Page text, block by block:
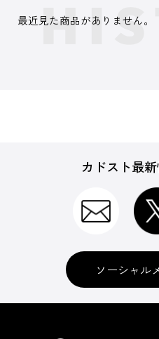
最近見た商品がありません。
カドスト最
ソーシャル